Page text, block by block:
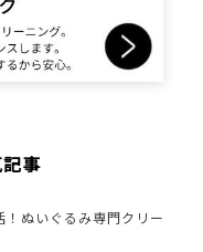
事
ぬいぐるみ専門クリー